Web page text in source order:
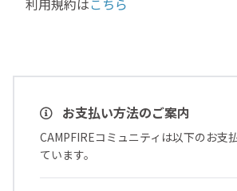
お支払い方法のご案内
CAMPFIREコミュニティは以下のお支
ています。